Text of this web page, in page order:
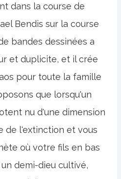
dans la course de
Bendis sur la course
bandes dessinées a
et duplicite, et il crée
pour toute la famille
que lorsqu'un
nu d'une dimension
de l'extinction et vous
où votre fils en bas
demi-dieu cultivé,